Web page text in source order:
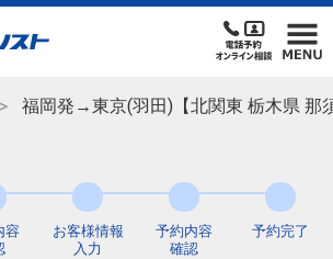
福岡発→東京(羽田)【北関東 栃木県 那
容
お客様情報
入力
予約内容
確認
予約完了